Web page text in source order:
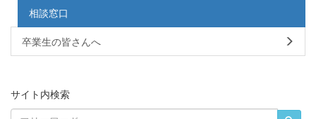
相談窓口
卒業生の皆さんへ
サイト内検索